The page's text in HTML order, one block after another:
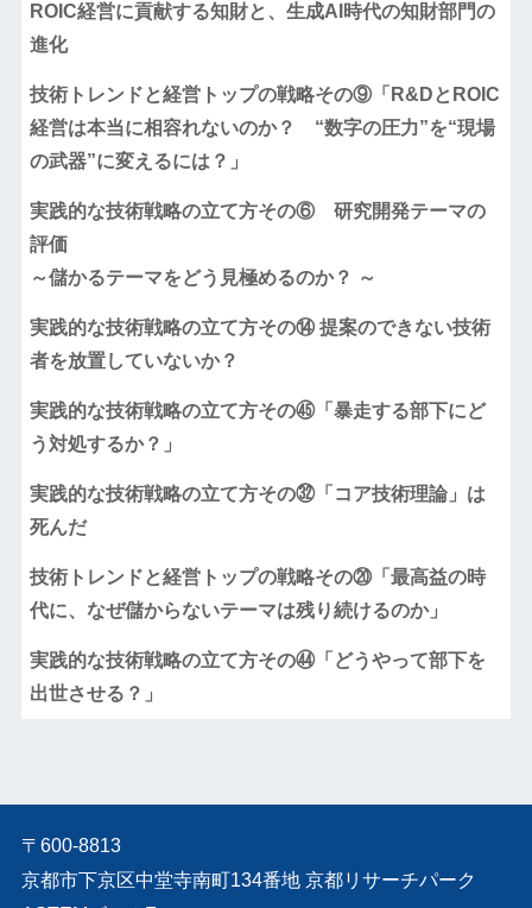
ROIC経営に貢献する知財と、生成AI時代の知財部門の
進化
技術トレンドと経営トップの戦略その⑨「R&DとROIC
経営は本当に相容れないのか？ “数字の圧力”を“現場
の武器”に変えるには？」
実践的な技術戦略の立て方その⑥ 研究開発テーマの
評価
～儲かるテーマをどう見極めるのか？ ～
実践的な技術戦略の立て方その⑭ 提案のできない技術
者を放置していないか？
実践的な技術戦略の立て方その㊺「暴走する部下にど
う対処するか？」
実践的な技術戦略の立て方その㉜「コア技術理論」は
死んだ
技術トレンドと経営トップの戦略その⑳「最高益の時
代に、なぜ儲からないテーマは残り続けるのか」
実践的な技術戦略の立て方その㊹「どうやって部下を
出世させる？」
〒600-8813
京都市下京区中堂寺南町134番地 京都リサーチパーク